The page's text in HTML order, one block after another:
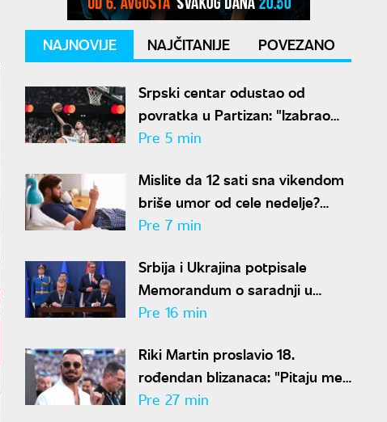
NAJNOVIJE NAJČITANIJE POVEZANO
Srpski centar odustao od
povratka u Partizan: "Izabrao
sam Hapoel zbog Obradovića"
Pre 5 min
Mislite da 12 sati sna vikendom
briše umor od cele nedelje?
Stručnjaci imaju loše vesti
Pre 7 min
Srbija i Ukrajina potpisale
Memorandum o saradnji u
oblasti zdravlja životinja i
Pre 16 min
Riki Martin proslavio 18.
rođendan blizanaca: "Pitaju me
zašto imaju dva oca"
Pre 27 min